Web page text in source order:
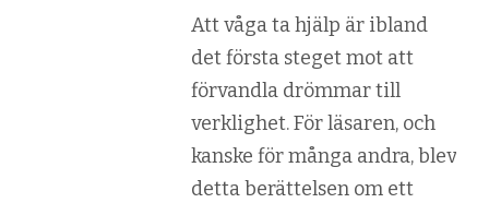
Att våga ta hjälp är ibland
det första steget mot att
förvandla drömmar till
verklighet. För läsaren, och
kanske för många andra, blev
detta berättelsen om ett